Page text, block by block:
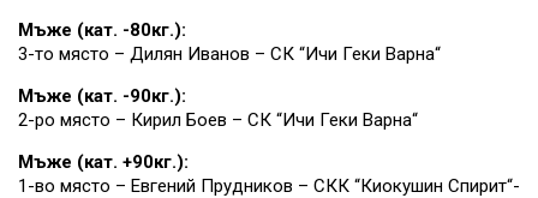
Мъже (кат. -80кг.):
3-то място – Дилян Иванов – СК “Ичи Геки Варна“
Мъже (кат. -90кг.):
2-ро място – Кирил Боев – СК “Ичи Геки Варна“
Мъже (кат. +90кг.):
1-во място – Евгений Прудников – СКК “Киокушин Спирит“-